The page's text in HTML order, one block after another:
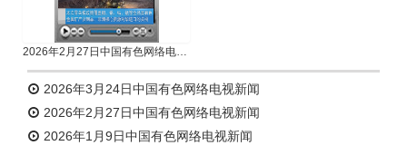
2026年2月27日中国有色网络电视新闻
2026年3月24日中国有色网络电视新闻
2026年2月27日中国有色网络电视新闻
2026年1月9日中国有色网络电视新闻